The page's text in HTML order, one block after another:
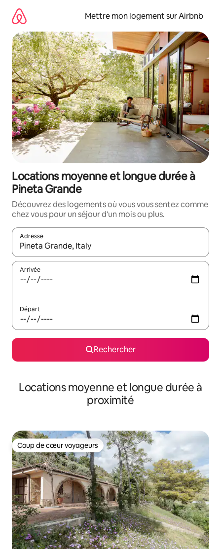
directement
contenu
Mettre mon logement sur Airbnb
Locations moyenne et longue durée à
Pineta Grande
Découvrez des logements où vous vous sentez comme
chez vous pour un séjour d'un mois ou plus.
Adresse
Lorsque les résultats s'affichent, utilisez les flèches vers le
Arrivée
Départ
Rechercher
Locations moyenne et longue durée à
proximité
Coup de cœur voyageurs
Coup de cœur voyageurs